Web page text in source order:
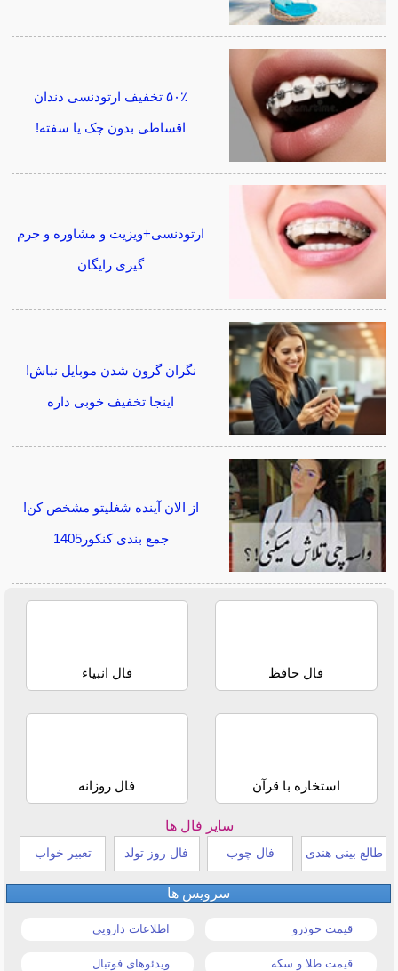
۵۰٪ تخفیف ارتودنسی دندان
اقساطی بدون چک یا سفته!
ارتودنسی+ویزیت و مشاوره و جرم
گیری رایگان
نگران گرون شدن موبایل نباش!
اینجا تخفیف خوبی داره
از الان آینده شغلیتو مشخص کن!
جمع بندی کنکور1405
فال حافظ فال انبیاء
استخاره با قرآن فال روزانه
سایر فال ها
طالع بینی هندی فال چوب فال روز تولد تعبیر خواب
سرویس ها
قیمت خودرو اطلاعات دارویی
قیمت طلا و سکه ویدئوهای فوتبال